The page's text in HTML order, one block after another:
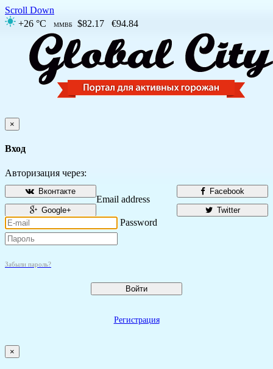
Scroll Down
+26 °C
ММВБ $82.17 €94.84
×
Вход
Авторизация через:
Facebook
Вконтакте
Twitter
Google+
Email address
Password
Забыли пароль?
Войти
Регистрация
×